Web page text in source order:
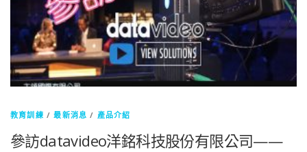
教育訓練 /最新消息 / 產品介紹
參訪datavideo洋銘科技股份有限公司——